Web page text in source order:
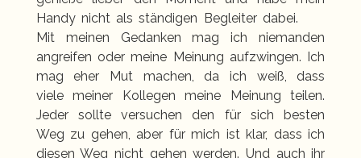
Handy nicht als ständigen Begleiter dabei.
Mit meinen Gedanken mag ich niemanden
angreifen oder meine Meinung aufzwingen. Ich
mag eher Mut machen, da ich weiß, dass
viele meiner Kollegen meine Meinung teilen.
Jeder sollte versuchen den für sich besten
Weg zu gehen, aber für mich ist klar, dass ich
diesen Weg nicht gehen werden. Und auch ihr